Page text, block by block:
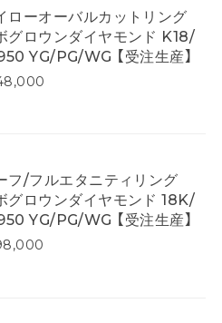
ローオーバルカットリング
グロウンダイヤモンド K18/
YG/PG/WG 【受注生産】
フ/フルエタニティリング
グロウンダイヤモンド 18K/
YG/PG/WG 【受注生産】